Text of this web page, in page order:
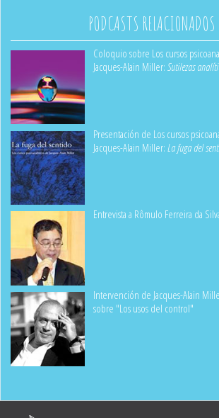
PODCASTS RELACIONADOS
Coloquio sobre Los cursos
Jacques-Alain Miller: Sutilezas
Presentación de Los cursos
Jacques-Alain Miller:La fuga del
Entrevista a Rômulo Ferreira da
Intervención de Jacques-Alain
sobre "Los usos del control"